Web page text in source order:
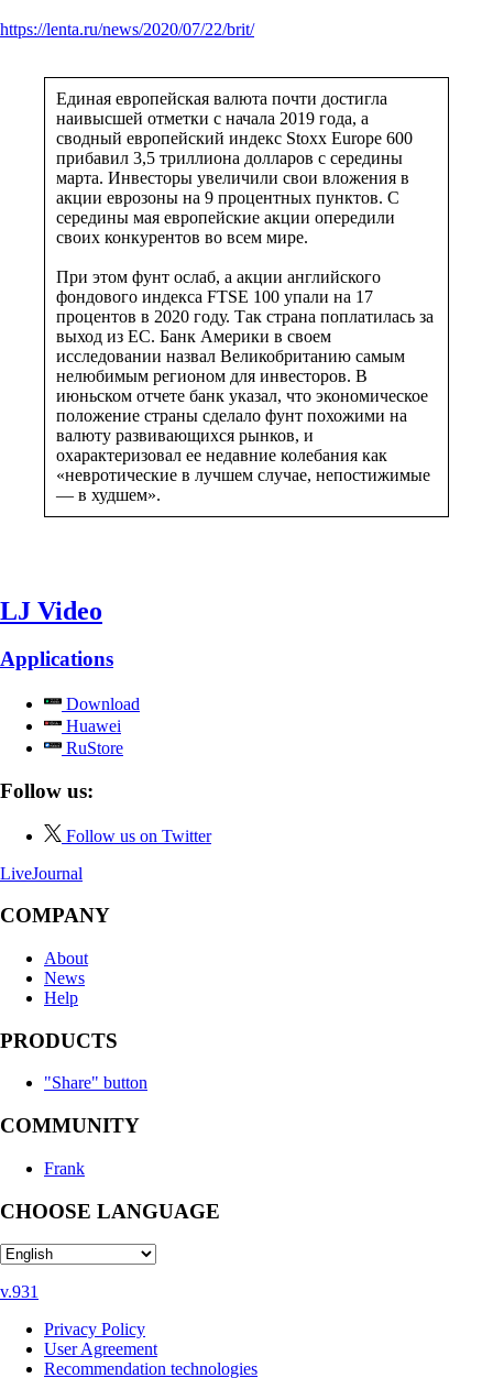
https://lenta.ru/news/2020/07/22/brit/
Единая европейская валюта почти достигла
наивысшей отметки с начала 2019 года, а
сводный европейский индекс Stoxx Europe 600
прибавил 3,5 триллиона долларов с середины
марта. Инвесторы увеличили свои вложения в
акции еврозоны на 9 процентных пунктов. С
середины мая европейские акции опередили
своих конкурентов во всем мире.
При этом фунт ослаб, а акции английского
фондового индекса FTSE 100 упали на 17
процентов в 2020 году. Так страна поплатилась за
выход из ЕС. Банк Америки в своем
исследовании назвал Великобританию самым
нелюбимым регионом для инвесторов. В
июньском отчете банк указал, что экономическое
положение страны сделало фунт похожими на
валюту развивающихся рынков, и
охарактеризовал ее недавние колебания как
«невротические в лучшем случае, непостижимые
— в худшем».
LJ Video
Applications
Download
Huawei
RuStore
Follow us:
Follow us on Twitter
LiveJournal
COMPANY
About
News
Help
PRODUCTS
"Share" button
COMMUNITY
Frank
CHOOSE LANGUAGE
v.931
Privacy Policy
User Agreement
Recommendation technologies